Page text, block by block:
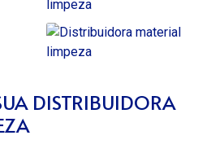
DISTRIBUIDORA